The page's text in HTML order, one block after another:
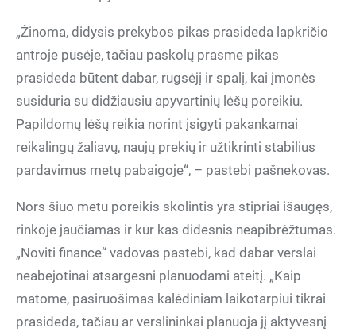
„Žinoma, didysis prekybos pikas prasideda lapkričio
antroje pusėje, tačiau paskolų prasme pikas
prasideda būtent dabar, rugsėjį ir spalį, kai įmonės
susiduria su didžiausiu apyvartinių lėšų poreikiu.
Papildomų lėšų reikia norint įsigyti pakankamai
reikalingų žaliavų, naujų prekių ir užtikrinti stabilius
pardavimus metų pabaigoje“, – pastebi pašnekovas.
Nors šiuo metu poreikis skolintis yra stipriai išaugęs,
rinkoje jaučiamas ir kur kas didesnis neapibrėžtumas.
„Noviti finance“ vadovas pastebi, kad dabar verslai
neabejotinai atsargesni planuodami ateitį. „Kaip
matome, pasiruošimas kalėdiniam laikotarpiui tikrai
prasideda, tačiau ar verslininkai planuoja jį aktyvesnį